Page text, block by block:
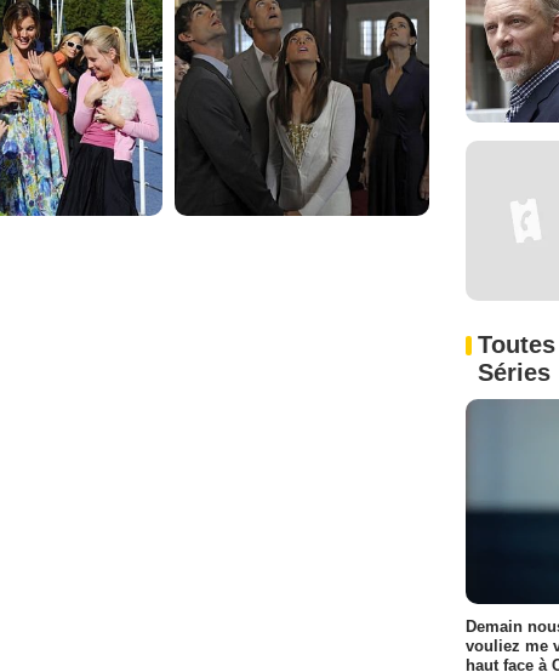
Séries
Demain
vouliez me
haut face à